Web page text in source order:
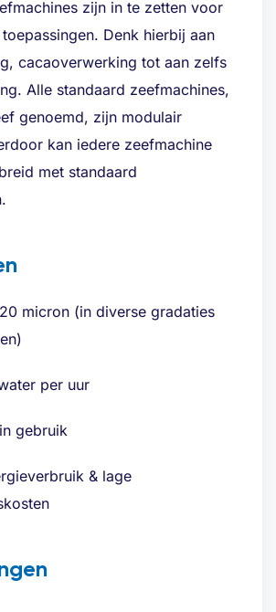
zijn in te zetten voor
Denk hierbij aan
cacaoverwerking tot aan zelfs
Alle standaard zeefmachines,
genoemd, zijn modulair
kan iedere zeefmachine
met standaard
micron (in diverse gradaties
per uur
gebruik
& lage